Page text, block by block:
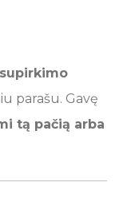
supirkimo
parašu. Gavę
tą pačią arba